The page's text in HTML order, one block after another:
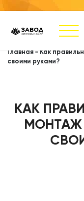
Главная - Как
своими руками?
КАК
МОНТАЖ